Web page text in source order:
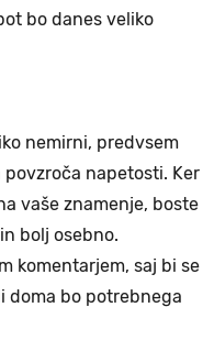
bo danes veliko
nemirni, predvsem
povzroča napetosti. Ker
vaše znamenje, boste
bolj osebno.
komentarjem, saj bi se
doma bo potrebnega